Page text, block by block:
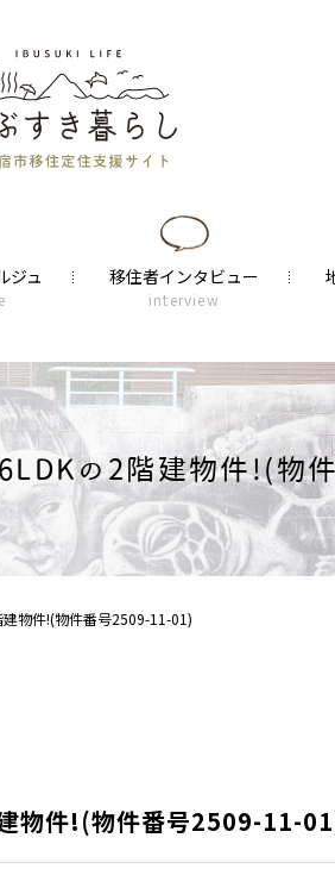
ジュ 移住者インタビュー
interview
の2階建物件!(物
建物件!(物件番号2509-11-01)
物件!(物件番号2509-11-